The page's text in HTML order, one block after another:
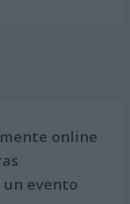
online
evento